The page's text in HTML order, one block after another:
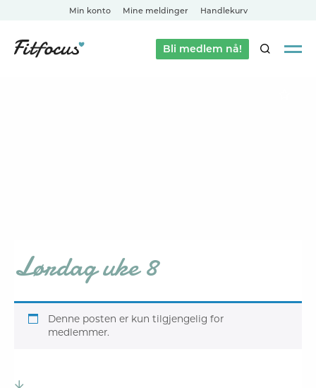
Min konto Mine meldinger Handlekurv
Bli medlem nå!SØK
Lørdag uke 8
Denne posten er kun tilgjengelig for
medlemmer.